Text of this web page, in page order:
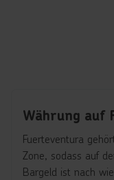
Währung auf
Fuerteventura
Zone, sodass auf
Bargeld ist nach